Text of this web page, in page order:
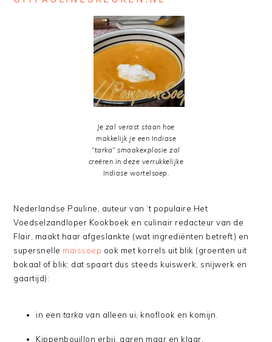
Je zal verast staan hoe
makkelijk je een Indiase
“tarka” smaakexplosie zal
creëren in deze verrukkelijke
Indiase wortelsoep.
Nederlandse Pauline, auteur van ‘t populaire Het
Voedselzandloper Kookboek en culinair redacteur van de
Flair, maakt haar afgeslankte (wat ingrediënten betreft) en
supersnelle maissoep ook met korrels uit blik (groenten uit
bokaal of blik: dat spaart dus steeds kuiswerk, snijwerk en
gaartijd):
in een tarka van alleen ui, knoflook en komijn.
Kippenbouillon erbij, garen maar en klaar.